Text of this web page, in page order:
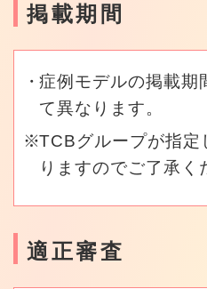
掲載期間
症例モデルの掲載期
て異なります。
TCBグループが指定
りますのでご了承く
適正審査